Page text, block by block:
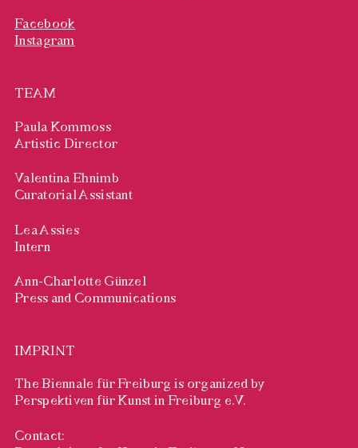
Facebook
Instagram
TEAM
Paula Kommoss
Artistic Director
Valentina Ehnimb
Curatorial Assistant
Lea Assies
Intern
Ann-Charlotte Günzel
Press and Communications
IMPRINT
The Biennale für Freiburg is organized by
Perspektiven für Kunst in Freiburg e.V.
Contact: